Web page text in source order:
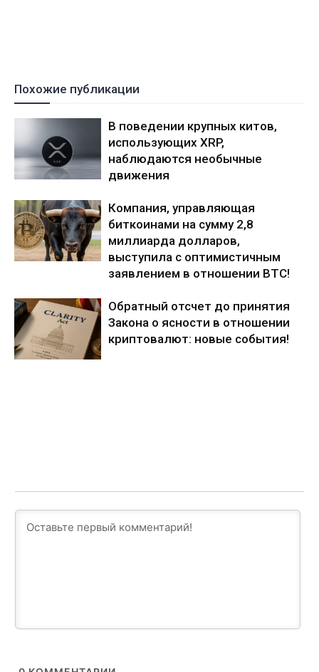
Похожие публикации
В поведении крупных китов,
использующих XRP,
наблюдаются необычные
движения
Компания, управляющая
биткоинами на сумму 2,8
миллиарда долларов,
выступила с оптимистичным
заявлением в отношении BTC!
Обратный отсчет до принятия
Закона о ясности в отношении
криптовалют: новые события!